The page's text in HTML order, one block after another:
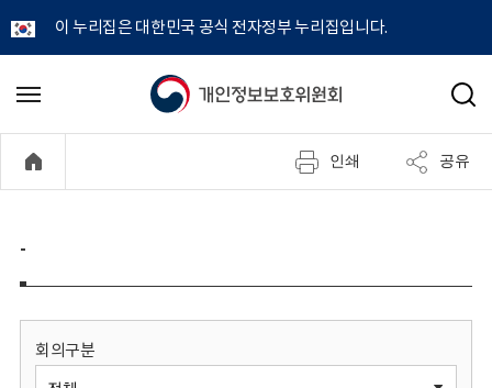
이 누리집은 대한민국 공식 전자정부 누리집입니다.
개
정
보
메
기
검
인쇄 공유
-
회의구분